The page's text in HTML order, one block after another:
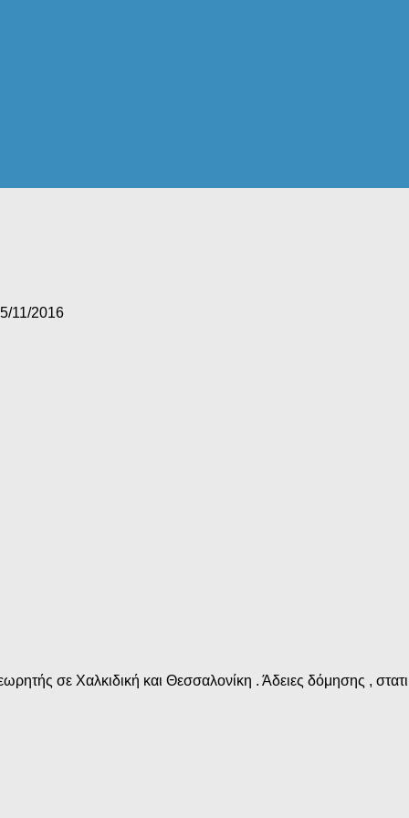
11/2016
σε Χαλκιδική και Θεσσαλονίκη . Άδειες δόμησης ,